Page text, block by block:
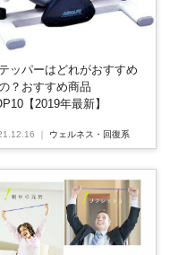
ッパーはどれがおすすめ
？おすすめ商品
【2019年最新】
ウェルネス・回復系